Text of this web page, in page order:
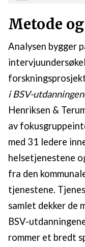
Metode
Analysen bygger
i BSV-
Henriksen &
av
med 31 ledere
helsetjenestene
fra den
tjenestene.
samlet dekker de
BSV-
rommer et bredt